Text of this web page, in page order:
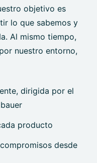
objetivo es
lo que sabemos y
Al mismo tiempo,
nuestro entorno,
dirigida por el
producto
desde